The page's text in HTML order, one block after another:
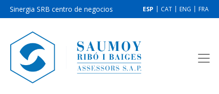
Sinergia SRB centro de negocios ESP CAT ENG FRA